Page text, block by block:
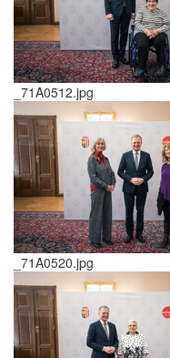
_71A0512.jpg
_71A0520.jpg